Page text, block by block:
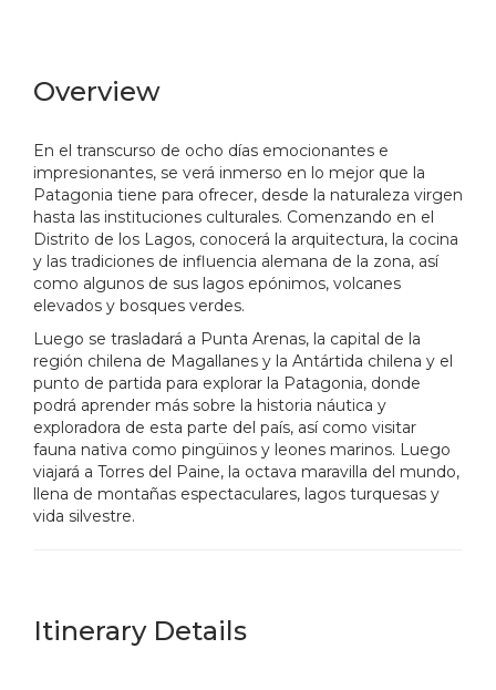
Overview
En el transcurso de ocho días emocionantes e
impresionantes, se verá inmerso en lo mejor que la
Patagonia tiene para ofrecer, desde la naturaleza virgen
hasta las instituciones culturales. Comenzando en el
Distrito de los Lagos, conocerá la arquitectura, la cocina
y las tradiciones de influencia alemana de la zona, así
como algunos de sus lagos epónimos, volcanes
elevados y bosques verdes.
Luego se trasladará a Punta Arenas, la capital de la
región chilena de Magallanes y la Antártida chilena y el
punto de partida para explorar la Patagonia, donde
podrá aprender más sobre la historia náutica y
exploradora de esta parte del país, así como visitar
fauna nativa como pingüinos y leones marinos. Luego
viajará a Torres del Paine, la octava maravilla del mundo,
llena de montañas espectaculares, lagos turquesas y
vida silvestre.
Itinerary Details